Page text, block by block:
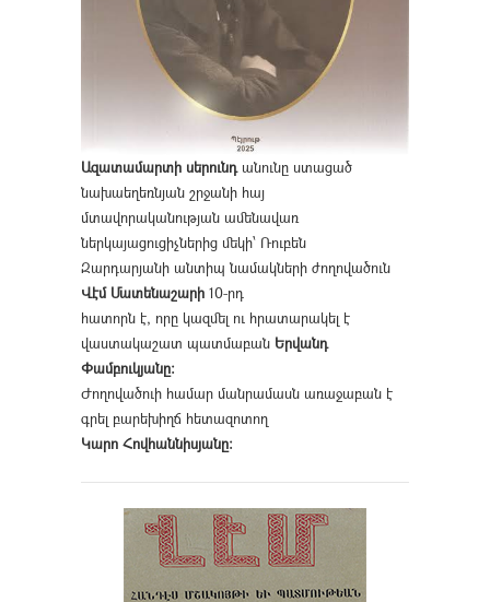
Ազատամարտի սերունդանունը ստացած
նախաեղեռնյան շրջանի հայ
մտավորականության ամենավառ
ներկայացուցիչներից մեկի՝ Ռուբեն
Զարդարյանի անտիպ նամակների ժողովածուն
Վէմ Մատենաշարի 10-րդ
հատորն է, որը կազմել ու հրատարակել է
վաստակաշատ պատմաբան Երվանդ
Փամբուկյանը։
Ժողովածուի համար մանրամասն առաջաբան է
գրել բարեխիղճ հետազոտող
Կարո Հովհաննիսյանը։